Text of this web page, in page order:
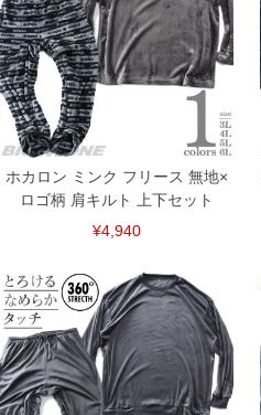
COLOR VARIATION
ホカロン ミンク フリース 無地×
ロゴ柄 肩キルト 上下セット
¥4,940